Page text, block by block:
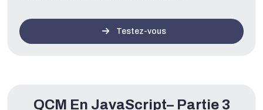
Testez-vous
QCM En JavaScript– Partie 3